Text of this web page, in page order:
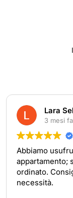
Lara
3 mesi fa
Abbiamo
appartamento;
ordinato.
necessità.